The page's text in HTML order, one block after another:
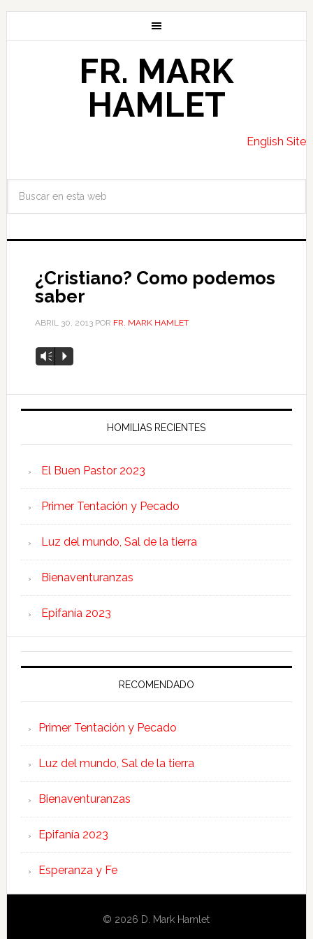
FR. MARK
HAMLET
English Site
¿Cristiano? Como podemos
saber
ABRIL 30, 2013POR FR. MARK HAMLET
Reproductor
audio
Vm P
HOMILIAS RECIENTES
El Buen Pastor 2023
Primer Tentación y Pecado
Luz del mundo, Sal de la tierra
Bienaventuranzas
Epifanía 2023
RECOMENDADO
Primer Tentación y Pecado
Luz del mundo, Sal de la tierra
Bienaventuranzas
Epifanía 2023
Esperanza y Fe
© 2026 D. Mark Hamlet